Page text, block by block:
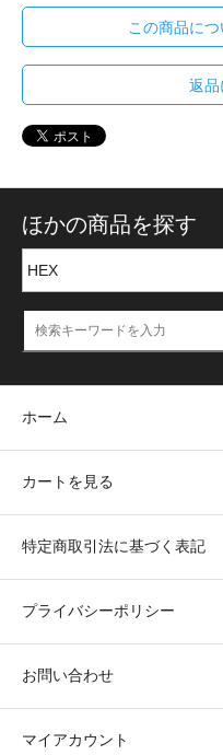
この商品に
返品
ほかの商品を探す
ホーム
カートを見る
特定商取引法に基づく表記
プライバシーポリシー
お問い合わせ
マイアカウント